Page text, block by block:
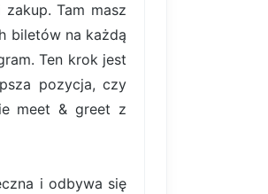
Tam masz
biletów na każdą
Ten krok jest
pozycja, czy
meet & greet z
i odbywa się